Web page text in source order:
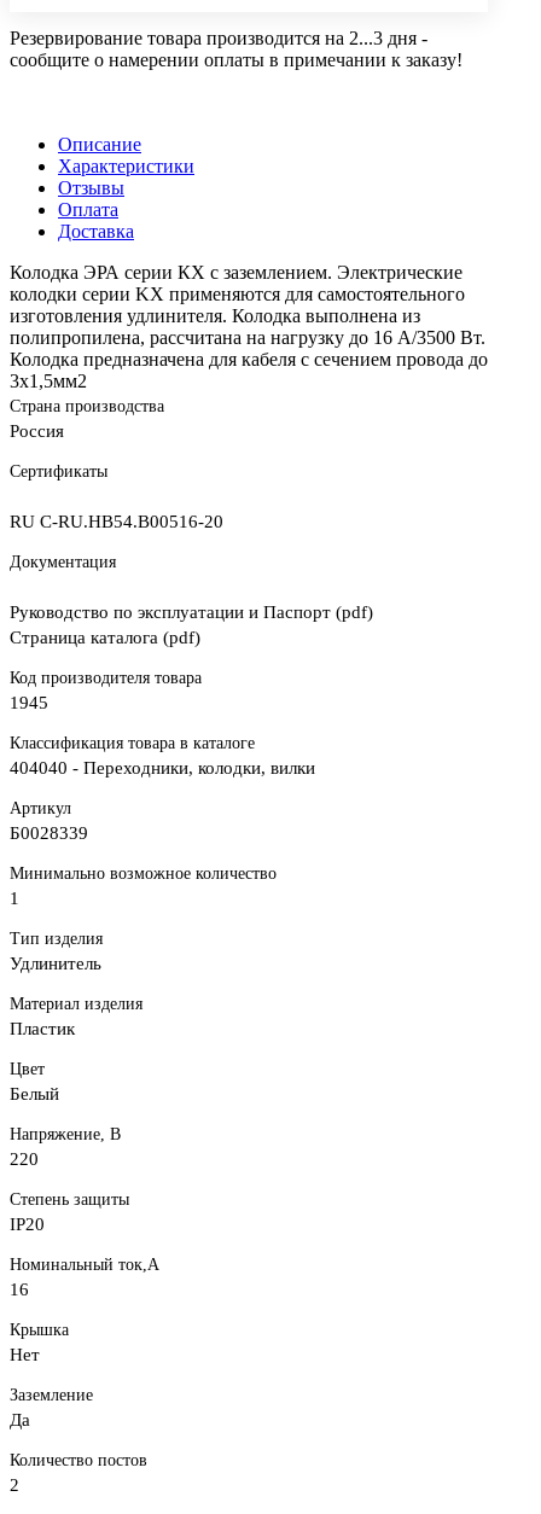
Резервирование товара производится на 2...3 дня -
сообщите о намерении оплаты в примечании к заказу!
Описание
Характеристики
Отзывы
Оплата
Доставка
Колодка ЭРА серии КХ с заземлением. Электрические
колодки серии KX применяются для самостоятельного
изготовления удлинителя. Колодка выполнена из
полипропилена, рассчитана на нагрузку до 16 А/3500 Вт.
Колодка предназначена для кабеля с сечением провода до
3х1,5мм2
Страна производства
Россия
Сертификаты
RU C-RU.НВ54.B00516-20
Документация
Руководство по эксплуатации и Паспорт (pdf)
Страница каталога (pdf)
Код производителя товара
1945
Классификация товара в каталоге
404040 - Переходники, колодки, вилки
Артикул
Б0028339
Минимально возможное количество
1
Тип изделия
Удлинитель
Материал изделия
Пластик
Цвет
Белый
Напряжение, В
220
Степень защиты
IP20
Номинальный ток,А
16
Крышка
Нет
Заземление
Да
Количество постов
2